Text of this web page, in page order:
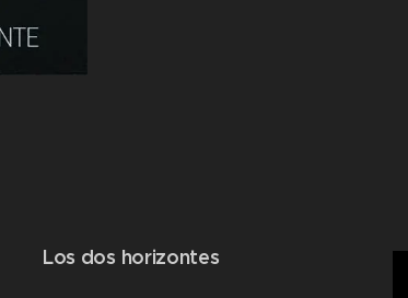
Los dos horizontes